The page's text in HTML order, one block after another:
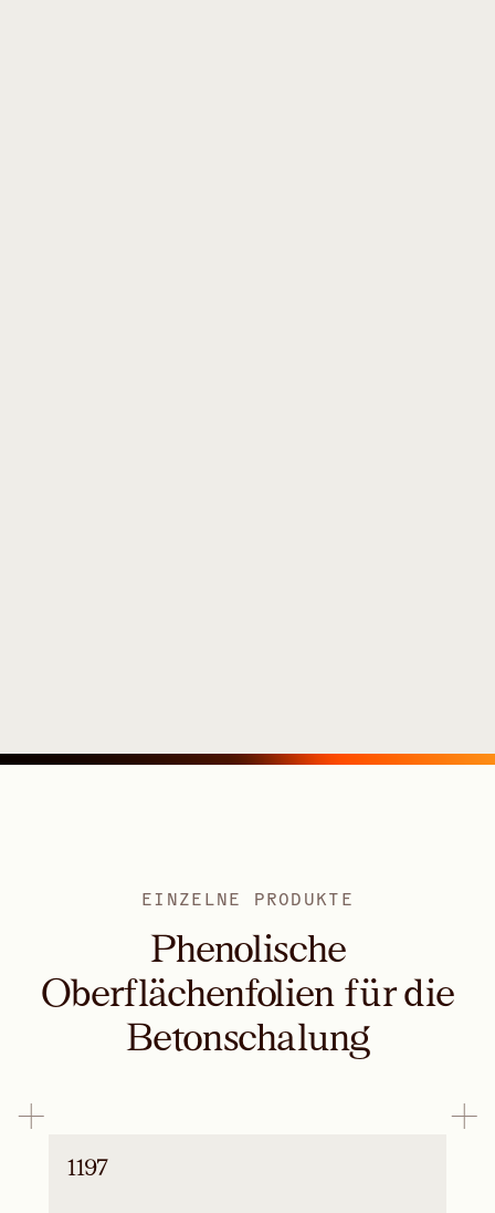
EINZELNE PRODUKTE
Phenolische
Oberflächenfolien für die
Betonschalung
1197